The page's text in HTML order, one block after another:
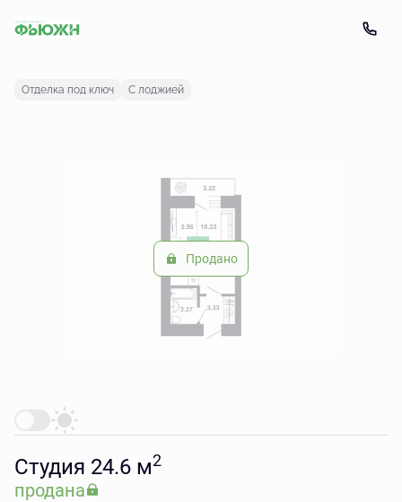
Студия24.6 м Цена по запросу
Отделка под ключ С лоджией
Продано
Студия 24.6 м2
продана